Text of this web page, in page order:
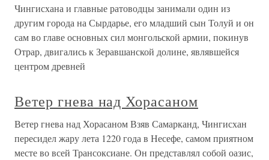
Чингисхана и главные ратоводцы занимали один из
другим города на Сырдарье, его младший сын Толуй и он
сам во главе основных сил монгольской армии, покинув
Отрар, двигались к Зеравшанской долине, являвшейся
центром древней
Ветер гнева над Хорасаном
Ветер гнева над Хорасаном Взяв Самарканд, Чингисхан
пересидел жару лета 1220 года в Несефе, самом приятном
месте во всей Трансоксиане. Он представлял собой оазис,